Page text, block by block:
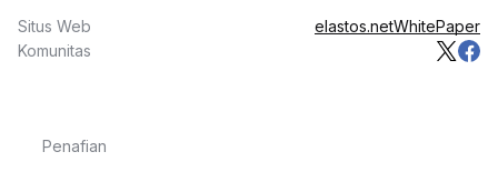
Situs Web elastos.netWhitePaper
Komunitas
Penafian